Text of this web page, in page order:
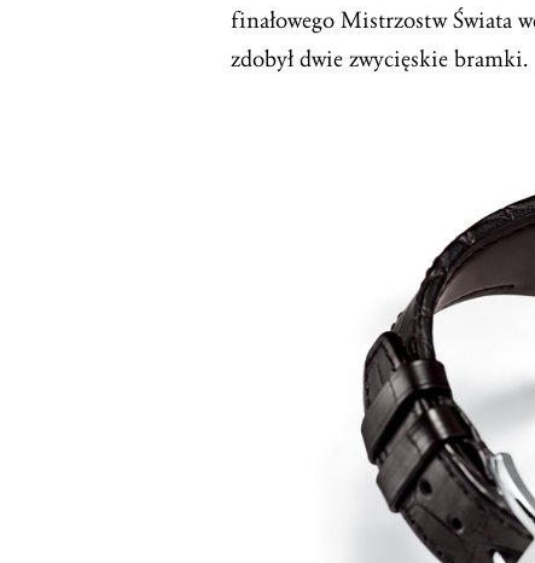
finałowego Mistrzostw Świata
zdobył dwie zwycięskie bramki.